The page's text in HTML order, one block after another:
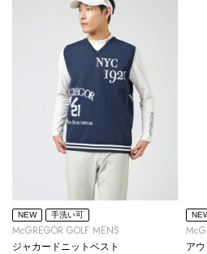
NEW 手洗い可
McGREGOR GOLF MENS
ジャカードニットベスト ア